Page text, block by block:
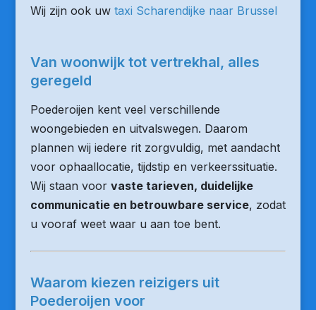
Wij zijn ook uw taxi Scharendijke naar Brussel
Van woonwijk tot vertrekhal, alles
geregeld
Poederoijen kent veel verschillende
woongebieden en uitvalswegen. Daarom
plannen wij iedere rit zorgvuldig, met aandacht
voor ophaallocatie, tijdstip en verkeerssituatie.
Wij staan voor vaste tarieven, duidelijke
communicatie en betrouwbare service, zodat
u vooraf weet waar u aan toe bent.
Waarom kiezen reizigers uit
Poederoijen voor